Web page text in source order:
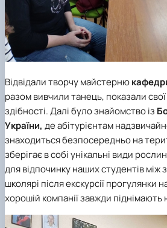
Відвідали творчу майстерню
разом вивчили танець, показали свої
здібності. Далі було знайомство із
України, де абітурієнтам
знаходиться безпосередньо на
зберігає в собі унікальні види
для відпочинку наших студентів між
школярі після екскурсії прогулянки
хорошій компанії завжди піднімають